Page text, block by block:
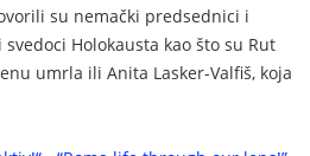
su nemački predsednici i
Holokausta kao što su Rut
umrla ili Anita Lasker-Valfiš, koja